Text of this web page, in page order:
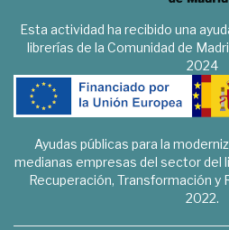
Esta actividad ha recibido una
librerías de la Comunidad de
2024
Ayudas públicas para la
medianas empresas del sector del
Recuperación, Transformación y
2022.